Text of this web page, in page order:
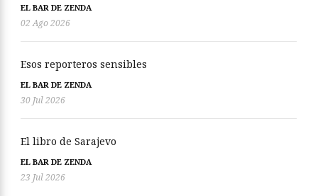
EL BAR DE ZENDA
02 Ago 2026
Esos reporteros sensibles
EL BAR DE ZENDA
30 Jul 2026
El libro de Sarajevo
EL BAR DE ZENDA
23 Jul 2026